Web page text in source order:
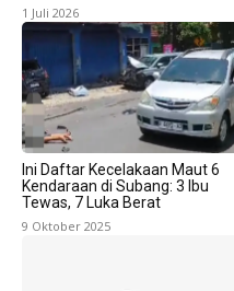
1 Juli 2026
Ini Daftar Kecelakaan Maut 6
Kendaraan di Subang: 3 Ibu
Tewas, 7 Luka Berat
9 Oktober 2025